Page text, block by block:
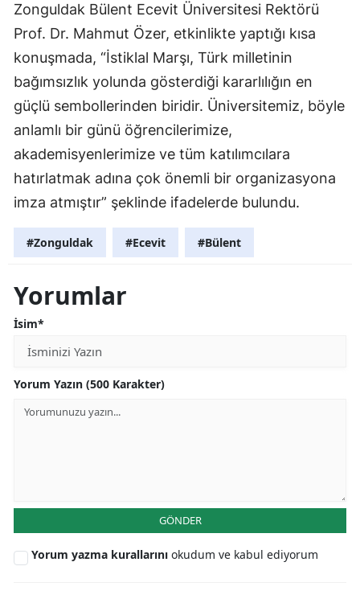
Zonguldak Bülent Ecevit Üniversitesi Rektörü
Prof. Dr. Mahmut Özer, etkinlikte yaptığı kısa
konuşmada, “İstiklal Marşı, Türk milletinin
bağımsızlık yolunda gösterdiği kararlılığın en
güçlü sembollerinden biridir. Üniversitemiz, böyle
anlamlı bir günü öğrencilerimize,
akademisyenlerimize ve tüm katılımcılara
hatırlatmak adına çok önemli bir organizasyona
imza atmıştır” şeklinde ifadelerde bulundu.
#Zonguldak #Ecevit #Bülent
Yorumlar
İsim*
Yorum Yazın (500 Karakter)
GÖNDER
Yorum yazma kurallarını okudum ve kabul ediyorum